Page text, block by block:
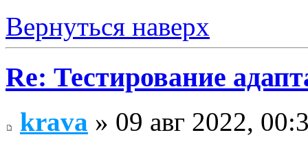
Вернуться наверх
Re: Тестирование
krava » 09 авг 2022,